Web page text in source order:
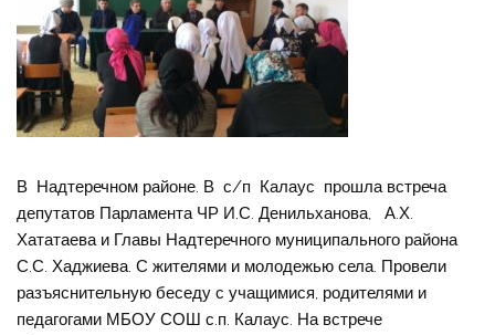
В Надтеречном районе. В с/п Калаус прошла встреча
депутатов Парламента ЧР И.С. Денильханова, А.Х.
Хататаева и Главы Надтеречного муниципального района
С.С. Хаджиева. С жителями и молодежью села. Провели
разъяснительную беседу с учащимися, родителями и
педагогами МБОУ СОШ с.п. Калаус. На встрече